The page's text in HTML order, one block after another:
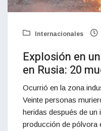
Internacionales
Explosión en
en Rusia: 20
Ocurrió en la zona
Veinte personas
heridas después de un
producción de pólvora